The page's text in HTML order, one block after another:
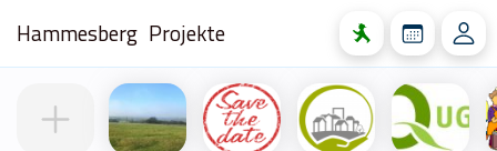
Hammesberg Projekte